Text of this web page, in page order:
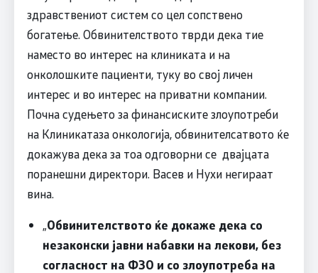
здравствениот систем со цел сопствено
богатење. Обвинителството тврди дека тие
наместо во интерес на клиниката и на
онколошките пациенти, туку во свој личен
интерес и во интерес на приватни компании.
Почна судењето за финансиските злоупотреби
на Клиникатаза онкологија, обвинителсатвото ќе
докажува дека за тоа одговорни се двајцата
поранешни директори. Васев и Нухи негираат
вина.
„Обвинителството ќе докаже дека со
незаконски јавни набавки на лекови, без
согласност на ФЗО и со злоупотреба на